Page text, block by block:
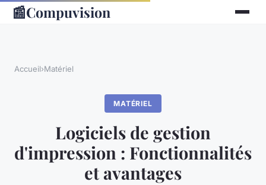
📰Compuvision
Accueil›Matériel
MATÉRIEL
Logiciels de gestion
d'impression : Fonctionnalités
et avantages